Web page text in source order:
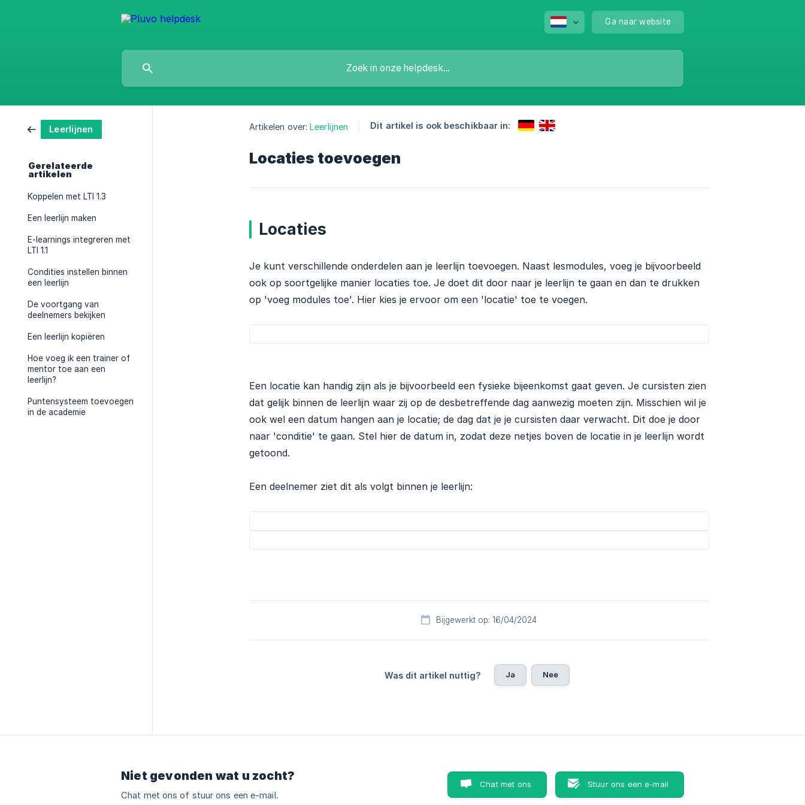
Ga naar website
Leerlijnen
Gerelateerde
artikelen
Koppelen met LTI 1.3
Een leerlijn maken
E-learnings integreren met
LTI 1.1
Condities instellen binnen
een leerlijn
De voortgang van
deelnemers bekijken
Een leerlijn kopiëren
Hoe voeg ik een trainer of
mentor toe aan een
leerlijn?
Puntensysteem toevoegen
in de academie
Artikelen over: Leerlijnen Dit artikel is ook beschikbaar in:
Locaties toevoegen
Locaties
Je kunt verschillende onderdelen aan je leerlijn toevoegen. Naast lesmodules, voeg je bijvoorbeeld
ook op soortgelijke manier locaties toe. Je doet dit door naar je leerlijn te gaan en dan te drukken
op 'voeg modules toe'. Hier kies je ervoor om een 'locatie' toe te voegen.
Een locatie kan handig zijn als je bijvoorbeeld een fysieke bijeenkomst gaat geven. Je cursisten zien
dat gelijk binnen de leerlijn waar zij op de desbetreffende dag aanwezig moeten zijn. Misschien wil je
ook wel een datum hangen aan je locatie; de dag dat je je cursisten daar verwacht. Dit doe je door
naar 'conditie' te gaan. Stel hier de datum in, zodat deze netjes boven de locatie in je leerlijn wordt
getoond.
Een deelnemer ziet dit als volgt binnen je leerlijn:
Bijgewerkt op: 16/04/2024
Was dit artikel nuttig? Ja Nee
Niet gevonden wat u zocht?
Chat met ons of stuur ons een e-mail.
Chat met ons Stuur ons een e-mail